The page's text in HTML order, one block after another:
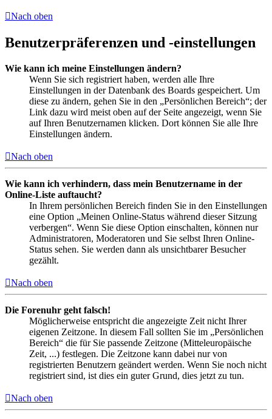
Nach oben
Benutzerpräferenzen und -einstellungen
Wie kann ich meine Einstellungen ändern?
Wenn Sie sich registriert haben, werden alle Ihre
Einstellungen in der Datenbank des Boards gespeichert. Um
diese zu ändern, gehen Sie in den „Persönlichen Bereich“; der
Link dazu wird meist oben auf der Seite angezeigt, wenn Sie
auf Ihren Benutzernamen klicken. Dort können Sie alle Ihre
Einstellungen ändern.
Nach oben
Wie kann ich verhindern, dass mein Benutzername in der
Online-Liste auftaucht?
In Ihrem persönlichen Bereich finden Sie in den Einstellungen
eine Option „Meinen Online-Status während dieser Sitzung
verbergen“. Wenn Sie diese Option einschalten, können nur
Administratoren, Moderatoren und Sie selbst Ihren Online-
Status sehen. Sie werden dann als unsichtbarer Besucher
gezählt.
Nach oben
Die Forenuhr geht falsch!
Möglicherweise entspricht die angezeigte Zeit nicht Ihrer
eigenen Zeitzone. In diesem Fall sollten Sie im „Persönlichen
Bereich“ die für Sie passende Zeitzone (Mitteleuropäische
Zeit, ...) festlegen. Die Zeitzone kann dabei nur von
registrierten Benutzern geändert werden. Wenn Sie noch nicht
registriert sind, ist dies ein guter Grund, dies jetzt zu tun.
Nach oben